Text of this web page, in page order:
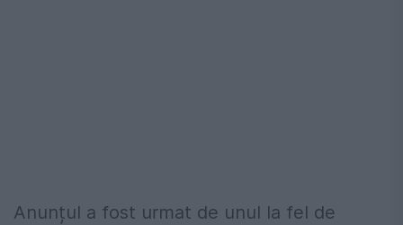
Anunțul a fost urmat de unul la fel de